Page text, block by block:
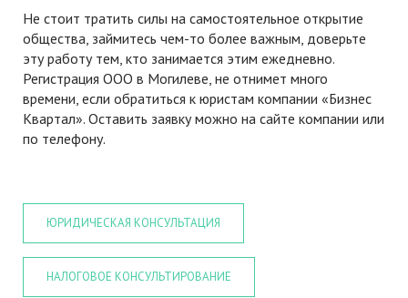
Не стоит тратить силы на самостоятельное открытие
общества, займитесь чем-то более важным, доверьте
эту работу тем, кто занимается этим ежедневно.
Регистрация ООО в Могилеве, не отнимет много
времени, если обратиться к юристам компании «Бизнес
Квартал». Оставить заявку можно на сайте компании или
по телефону.
ЮРИДИЧЕСКАЯ КОНСУЛЬТАЦИЯ
НАЛОГОВОЕ КОНСУЛЬТИРОВАНИЕ